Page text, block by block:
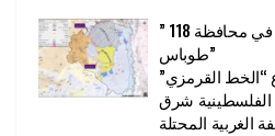
” 118 ألف دونم مهددة بالعزل في محافظة
طوباس”
القرمزي”
شرق
الغربية المحتلة